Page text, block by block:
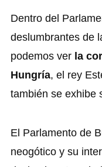
Dentro del
deslumbrantes de
podemos ver la
Hungría, el rey
también se exhibe
El Parlamento de
neogótico y su